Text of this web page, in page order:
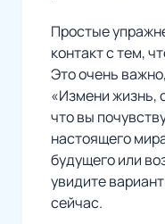
Простые
контакт с тем,
Это очень
«Измени жизнь,
что вы
настоящего
будущего или
увидите
сейчас.